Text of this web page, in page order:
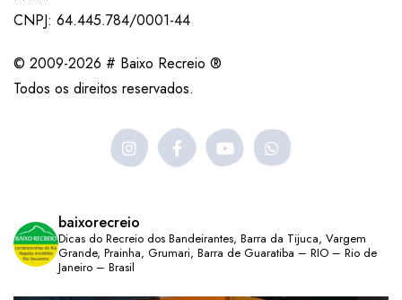
CNPJ: 64.445.784/0001-44
© 2009-2026 # Baixo Recreio ®
Todos os direitos reservados.
baixorecreio
Dicas do Recreio dos Bandeirantes, Barra da Tijuca, Vargem
Grande, Prainha, Grumari, Barra de Guaratiba – RIO – Rio de
Janeiro – Brasil